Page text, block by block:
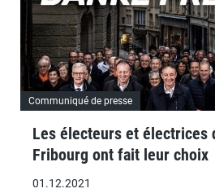
Communiqué de presse
Les électeurs et électrices
Fribourg ont fait leur choix
01.12.2021